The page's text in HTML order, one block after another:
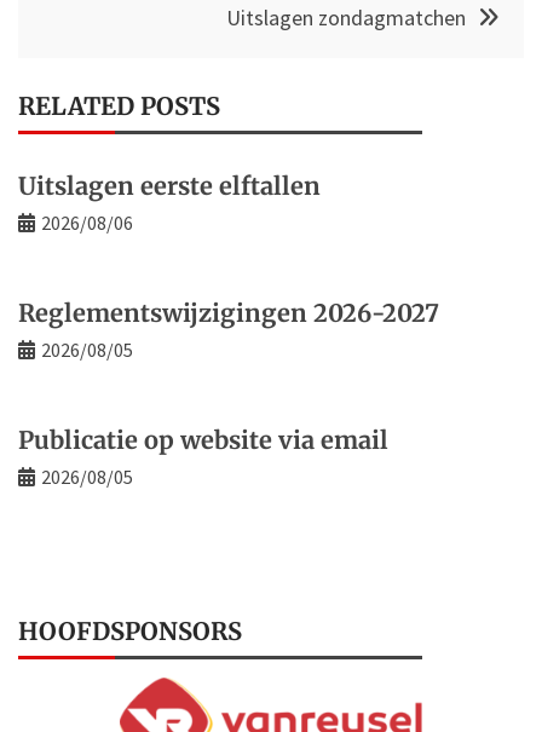
Uitslagen zondagmatchen
RELATED POSTS
Uitslagen eerste elftallen
2026/08/06
Reglementswijzigingen 2026-2027
2026/08/05
Publicatie op website via email
2026/08/05
HOOFDSPONSORS